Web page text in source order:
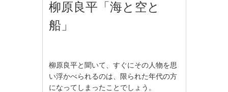
柳原良平「海と空と
船」
柳原良平と聞いて、すぐにその人物を思
い浮かべられるのは、限られた年代の方
になってしまったことでしょう。